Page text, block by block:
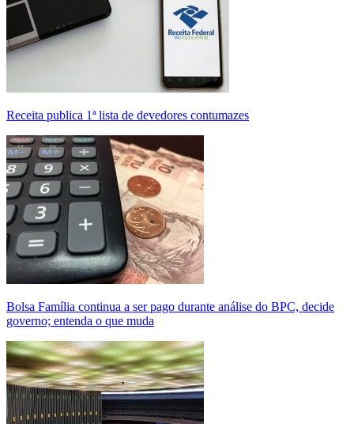
Receita publica 1ª lista de devedores contumazes
Bolsa Família continua a ser pago durante análise do BPC, decide
governo; entenda o que muda